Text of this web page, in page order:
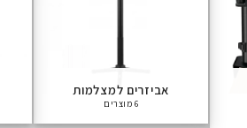
אביזרים למצלמות
6 מוצרים